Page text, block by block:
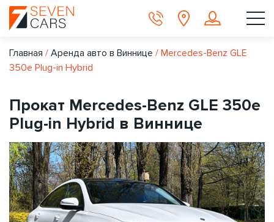
Главная / Аренда авто в Виннице / Mercedes-Benz GLE
350e Plug-in Hybrid
Прокат Mercedes-Benz GLE 350e
Plug-in Hybrid в Виннице